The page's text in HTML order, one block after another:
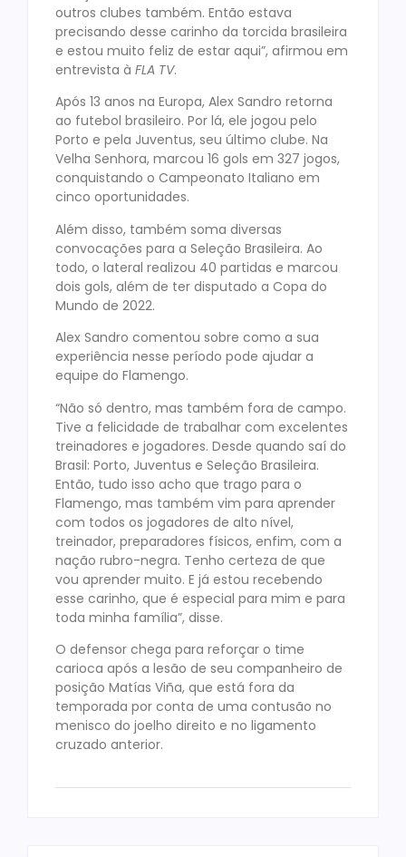
outros clubes também. Então estava
precisando desse carinho da torcida brasileira
e estou muito feliz de estar aqui”, afirmou em
entrevista à FLA TV.
Após 13 anos na Europa, Alex Sandro retorna
ao futebol brasileiro. Por lá, ele jogou pelo
Porto e pela Juventus, seu último clube. Na
Velha Senhora, marcou 16 gols em 327 jogos,
conquistando o Campeonato Italiano em
cinco oportunidades.
Além disso, também soma diversas
convocações para a Seleção Brasileira. Ao
todo, o lateral realizou 40 partidas e marcou
dois gols, além de ter disputado a Copa do
Mundo de 2022.
Alex Sandro comentou sobre como a sua
experiência nesse período pode ajudar a
equipe do Flamengo.
“Não só dentro, mas também fora de campo.
Tive a felicidade de trabalhar com excelentes
treinadores e jogadores. Desde quando saí do
Brasil: Porto, Juventus e Seleção Brasileira.
Então, tudo isso acho que trago para o
Flamengo, mas também vim para aprender
com todos os jogadores de alto nível,
treinador, preparadores físicos, enfim, com a
nação rubro-negra. Tenho certeza de que
vou aprender muito. E já estou recebendo
esse carinho, que é especial para mim e para
toda minha família”, disse.
O defensor chega para reforçar o time
carioca após a lesão de seu companheiro de
posição Matías Viña, que está fora da
temporada por conta de uma contusão no
menisco do joelho direito e no ligamento
cruzado anterior.